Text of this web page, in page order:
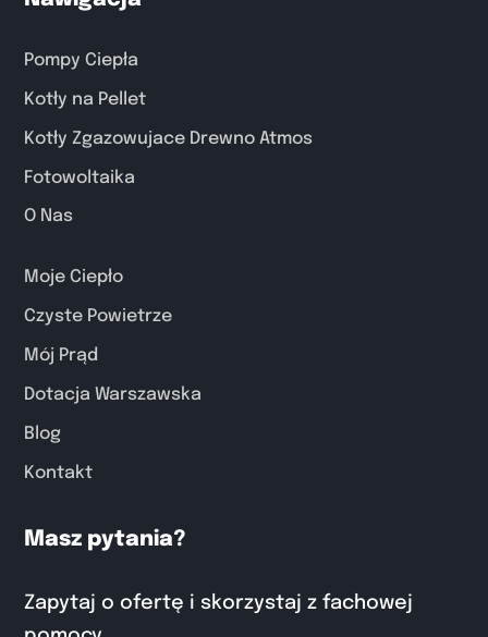
Pompy Ciepła
Kotły na Pellet
Kotły Zgazowujace Drewno Atmos
Fotowoltaika
O Nas
Moje Ciepło
Czyste Powietrze
Mój Prąd
Dotacja Warszawska
Blog
Kontakt
Masz pytania?
Zapytaj o ofertę i skorzystaj z fachowej